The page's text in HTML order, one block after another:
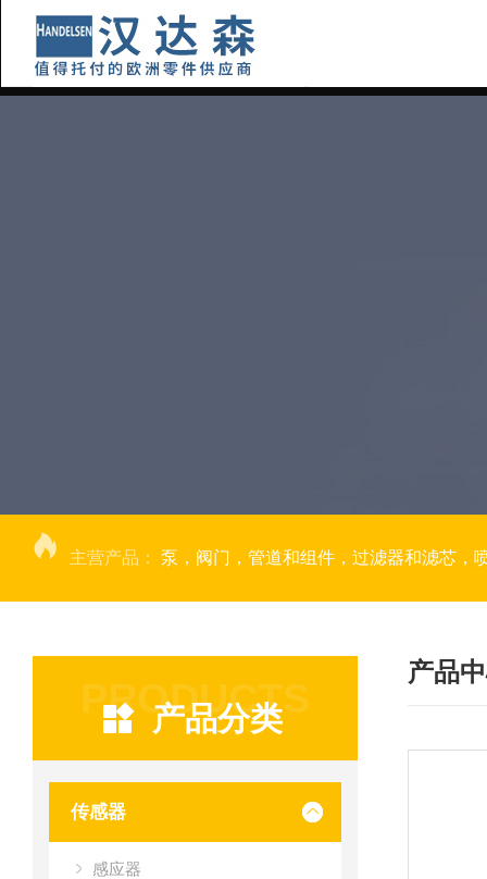
主营产品： 泵，阀门，管道和组件，过滤器和滤芯，
PRODUCTS
产品分类
传感器
感应器
产品